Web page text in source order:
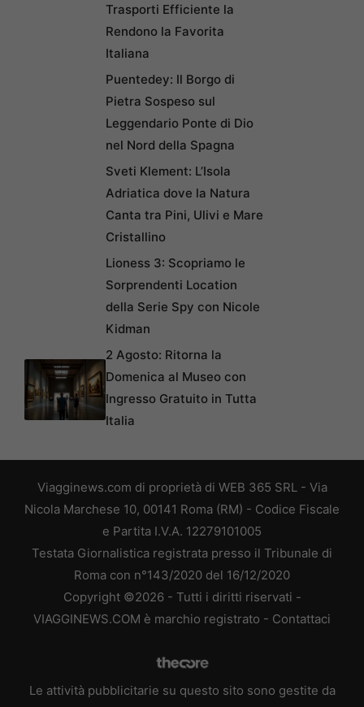
Trasporti Efficiente la
Rendono la Favorita
Italiana
Puentedey: Il Borgo di
Pietra Sospeso sul
Leggendario Ponte di Dio
nel Nord della Spagna
Sveti Klement: L’Isola
Adriatica dove la Natura
Canta tra Pini, Ulivi e Mare
Cristallino
Lioness 3: Scopriamo le
Sorprendenti Location
della Serie Spy con Nicole
Kidman
2 Agosto: Ritorna la
Domenica al Museo con
Ingresso Gratuito in Tutta
Italia
Viagginews.com di proprietà di WEB 365 SRL - Via
Nicola Marchese 10, 00141 Roma (RM) - Codice Fiscale
e Partita I.V.A. 12279101005
Testata Giornalistica registrata presso il Tribunale di
Roma con n°143/2020 del 16/12/2020
Copyright ©2026 - Tutti i diritti riservati -
VIAGGINEWS.COM è marchio registrato - Contattaci
Le attività pubblicitarie su questo sito sono gestite da